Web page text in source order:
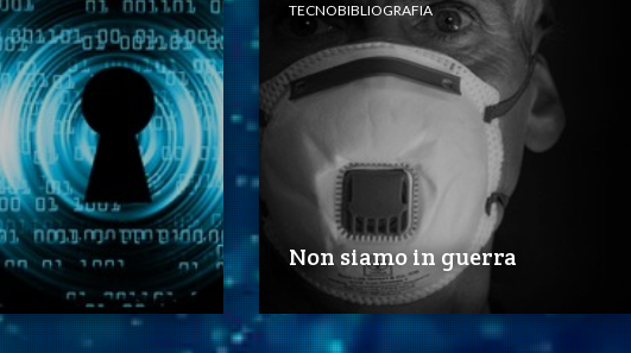
TECNOBIBLIOGRAFIA
Non siamo in guerra